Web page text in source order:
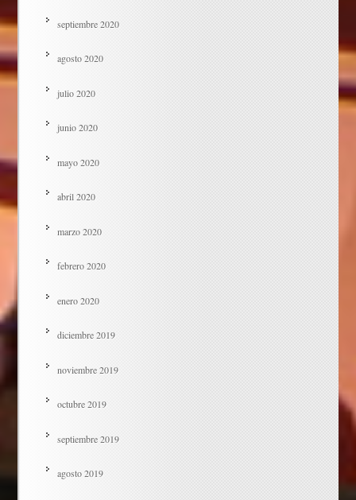
septiembre 2020
agosto 2020
julio 2020
junio 2020
mayo 2020
abril 2020
marzo 2020
febrero 2020
enero 2020
diciembre 2019
noviembre 2019
octubre 2019
septiembre 2019
agosto 2019